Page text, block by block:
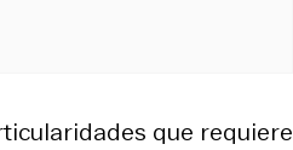
que requiere